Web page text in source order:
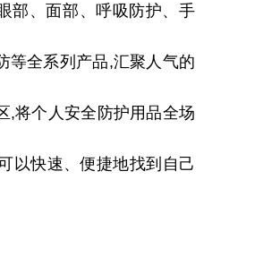
部、面部、呼吸防护、手
等全系列产品,汇聚人气的
,将个人安全防护用品全场
以快速、便捷地找到自己